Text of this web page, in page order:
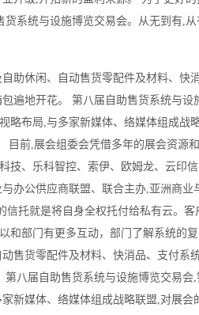
系统与设施博览交易会。从无到有,
助休闲、自动售货零配件及材料、快
遍地开花。 第八届自助售货系统与
略布局,与多家新媒体、络媒体组成战
前,展会组委会凭借多年的展会资源
、乐科智控、索伊、欧姆龙、云印
办公供应商联盟、联合主办,亚洲商
托就是将自身全权托付给私有云。
和部门有更多互动，部门了解系统的
售货零配件及材料、快消品、支付系
八届自助售货系统与设施博览交易会
新媒体、络媒体组成战略联盟,对展